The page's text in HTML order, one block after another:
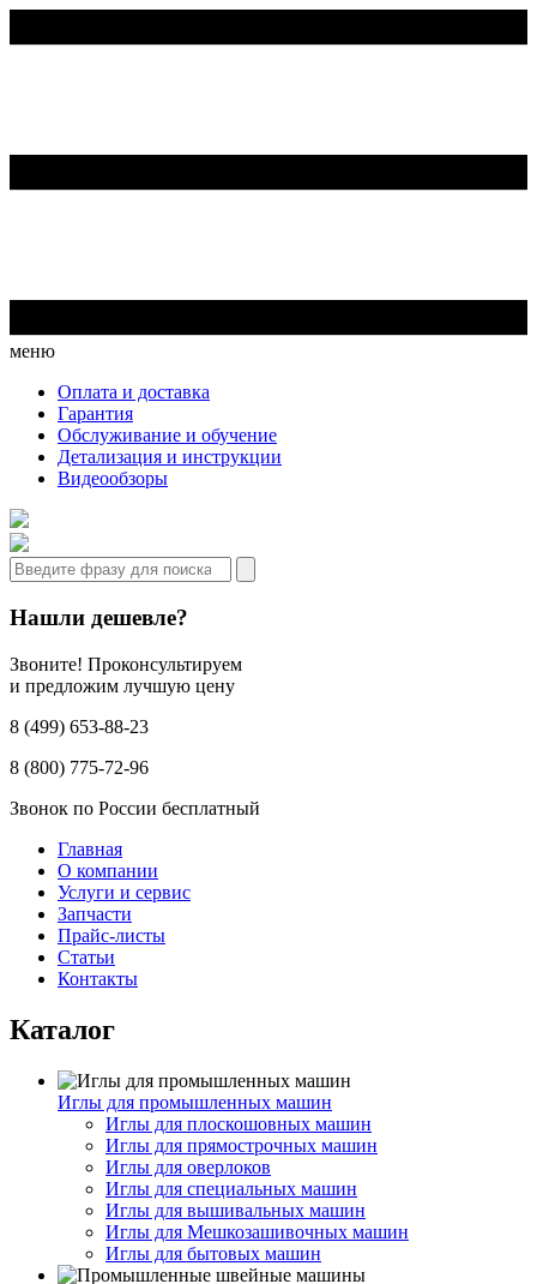
меню
Оплата и доставка
Гарантия
Обслуживание и обучение
Детализация и инструкции
Видеообзоры
Нашли дешевле?
Звоните! Проконсультируем
и предложим лучшую цену
8 (499) 653-88-23
8 (800) 775-72-96
Звонок по России бесплатный
Главная
О компании
Услуги и сервис
Запчасти
Прайс-листы
Статьи
Контакты
Каталог
Иглы для промышленных машин
Иглы для плоскошовных машин
Иглы для прямострочных машин
Иглы для оверлоков
Иглы для специальных машин
Иглы для вышивальных машин
Иглы для Мешкозашивочных машин
Иглы для бытовых машин